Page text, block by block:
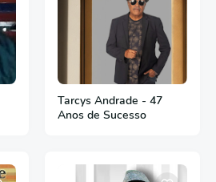
Tarcys Andrade - 47
Anos de Sucesso